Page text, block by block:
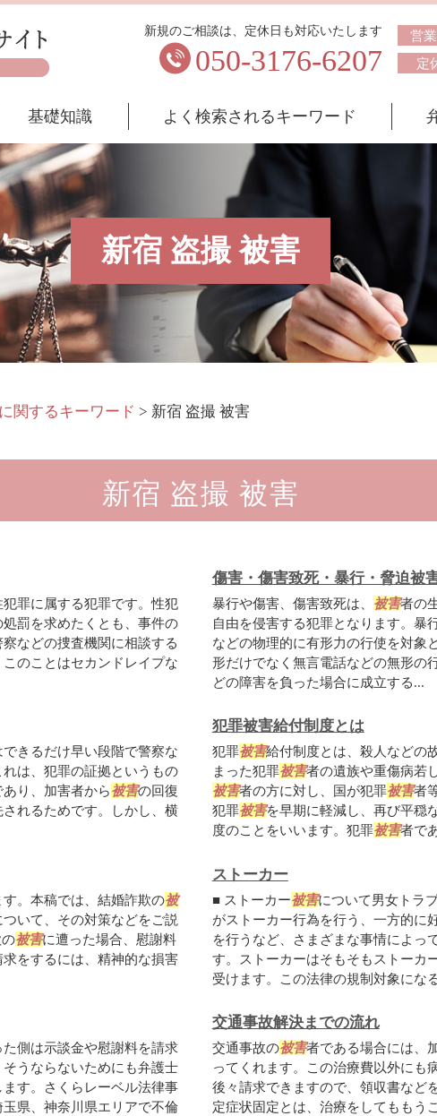
新宿 盗撮 被害
新規のご相談は、定休日も対応いたします
050-3176-6207
営
定
基礎知識 よく検索されるキーワード
関するキーワード > 新宿 盗撮 被害
新宿 盗撮 被害
罪に属する犯罪です。性犯
罰を求めたくとも、事件の
などの捜査機関に相談する
のことはセカンドレイプな
傷害・傷害致死・暴行・脅迫被
暴行や傷害、傷害致死は、 被害者の
自由を侵害する犯罪となります。暴
などの物理的に有形力の行使を対象
形だけでなく無言電話などの無形の
どの障害を負った場合に成立する...
きるだけ早い段階で警察な
は、犯罪の証拠というもの
り、加害者から被害の回復
れるためです。しかし、横
犯罪被害給付制度とは
犯罪被害給付制度とは、殺人などの
まった犯罪被害者の遺族や重傷病若
被害者の方に対し、国が犯罪被害者
犯罪被害を早期に軽減し、再び平穏
度のことをいいます。犯罪被害者で
。本稿では、結婚詐欺の被
いて、その対策などをご説
被害に遭った場合、慰謝料
をするには、精神的な損害
ストーカー
■ ストーカー被害について男女トラ
がストーカー行為を行う、一方的に
を行うなど、さまざまな事情によっ
す。ストーカーはそもそもストーカ
受けます。この法律の規制対象にな
た側は示談金や慰謝料を請求
うならないためにも弁護士
す。さくらレーベル法律事
県、神奈川県エリアで不倫
交通事故解決までの流れ
交通事故の被害者である場合には、
ってくれます。この治療費以外にも
後々請求できますので、領収書など
定症状固定とは、治療をしてももう